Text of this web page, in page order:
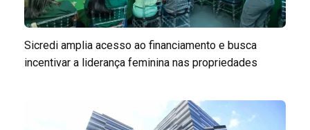
Sicredi amplia acesso ao financiamento e busca
incentivar a liderança feminina nas propriedades